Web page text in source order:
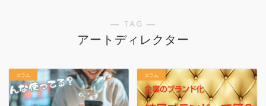
― TAG ―
アートディレクター
コラム コラム